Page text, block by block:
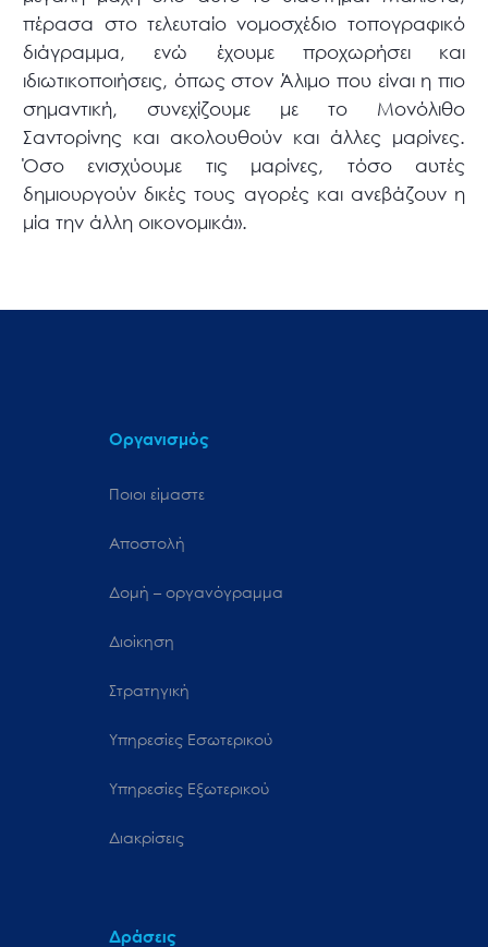
πέρασα στο τελευταίο νομοσχέδιο τοπογραφικό
διάγραμμα, ενώ έχουμε προχωρήσει και
ιδιωτικοποιήσεις, όπως στον Άλιμο που είναι η πιο
σημαντική, συνεχίζουμε με το Μονόλιθο
Σαντορίνης και ακολουθούν και άλλες μαρίνες.
Όσο ενισχύουμε τις μαρίνες, τόσο αυτές
δημιουργούν δικές τους αγορές και ανεβάζουν η
μία την άλλη οικονομικά».
Οργανισμός
Ποιοι είμαστε
Αποστολή
Δομή – οργανόγραμμα
Διοίκηση
Στρατηγική
Υπηρεσίες Εσωτερικού
Υπηρεσίες Εξωτερικού
Διακρίσεις
Δράσεις